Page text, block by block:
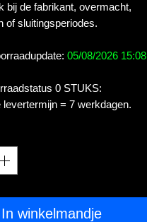
bij de fabrikant, overmacht,
of sluitingsperiodes.
05/08/2026 15:08
0 STUKS:
= 7 werkdagen.
In winkelmandje